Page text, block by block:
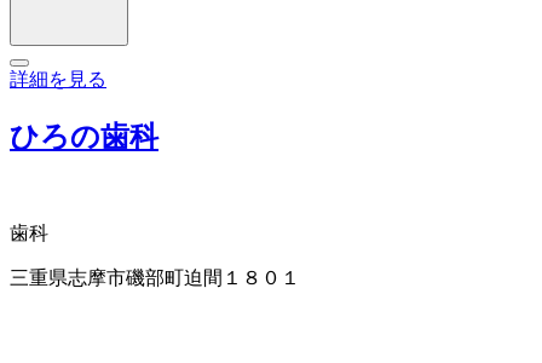
詳細を見る
ひろの歯科
歯科
三重県志摩市磯部町迫間１８０１